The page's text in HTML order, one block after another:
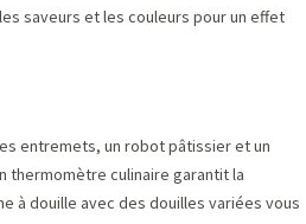
saveurs et les couleurs pour un effet
entremets, un robot pâtissier et un
thermomètre culinaire garantit la
à douille avec des douilles variées vous